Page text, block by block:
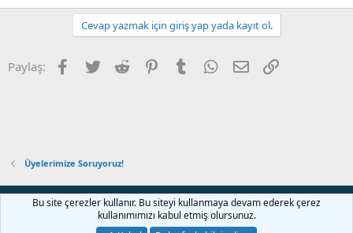
Cevap yazmak için giriş yap yada kayıt ol.
Paylaş: Facebook
Twitter Reddit PinterestTumblr WhatsApp
E-posta
Üyelerimize Soruyoruz!
Bize ulaşın Şartlar ve kurallar Gizlilik politikası
Yardım
Bu site çerezler kullanır. Bu siteyi kullanmaya devam ederek çerez
kullanımımızı kabul etmiş olursunuz.